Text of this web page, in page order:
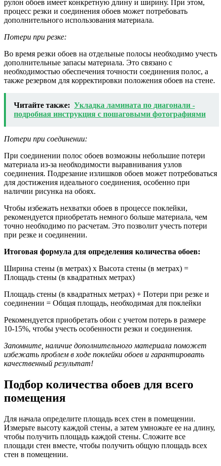
рулон обоев имеет конкретную длину и ширину. При этом,
процесс резки и соединения обоев может потребовать
дополнительного использования материала.
Потери при резке:
Во время резки обоев на отдельные полосы необходимо учесть
дополнительные запасы материала. Это связано с
необходимостью обеспечения точности соединения полос, а
также резервом для корректировки положения обоев на стене.
Читайте также: Укладка ламината по диагонали -
подробная инструкция с пошаговыми фотографиями
Потери при соединении:
При соединении полос обоев возможны небольшие потери
материала из-за необходимости выравнивания узлов
соединения. Подрезание излишков обоев может потребоваться
для достижения идеального соединения, особенно при
наличии рисунка на обоях.
Чтобы избежать нехватки обоев в процессе поклейки,
рекомендуется приобретать немного больше материала, чем
точно необходимо по расчетам. Это позволит учесть потери
при резке и соединении.
Итоговая формула для определения количества обоев:
Ширина стены (в метрах) x Высота стены (в метрах) =
Площадь стены (в квадратных метрах)
Площадь стены (в квадратных метрах) + Потери при резке и
соединении = Общая площадь, необходимая для поклейки
Рекомендуется приобретать обои с учетом потерь в размере
10-15%, чтобы учесть особенности резки и соединения.
Запомните, наличие дополнительного материала поможет
избежать проблем в ходе поклейки обоев и гарантировать
качественный результат!
Подбор количества обоев для всего
помещения
Для начала определите площадь всех стен в помещении.
Измерьте высоту каждой стены, а затем умножьте ее на длину,
чтобы получить площадь каждой стены. Сложите все
площади стен вместе, чтобы получить общую площадь всех
стен в помещении.